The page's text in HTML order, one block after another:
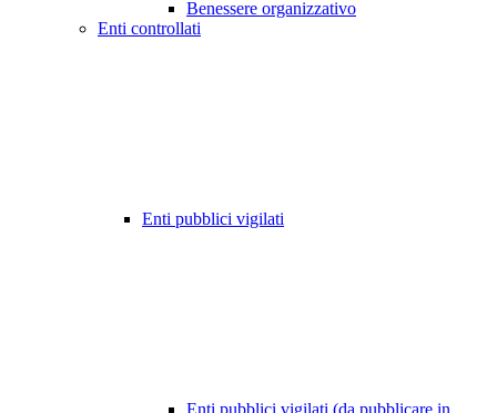
Benessere organizzativo
Enti controllati
Enti pubblici vigilati